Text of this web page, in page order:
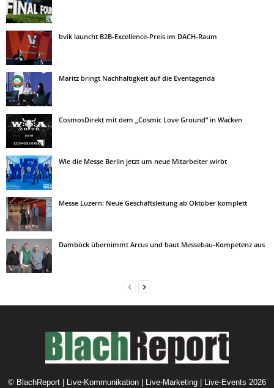
bvik launcht B2B-Excellence-Preis im DACH-Raum
Maritz bringt Nachhaltigkeit auf die Eventagenda
CosmosDirekt mit dem „Cosmic Love Ground“ in Wacken
Wie die Messe Berlin jetzt um neue Mitarbeiter wirbt
Messe Luzern: Neue Geschäftsleitung ab Oktober komplett
Damböck übernimmt Arcus und baut Messebau-Kompetenz aus
© BlachReport | Live-Kommunikation | Live-Marketing | Live-Events 2026